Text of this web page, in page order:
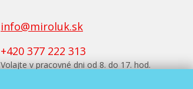
info@miroluk.sk
+420 377 222 313
Volajte v pracovné dni od 8. do 17. hod.